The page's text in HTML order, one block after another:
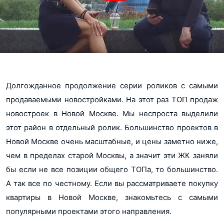
Долгожданное продолжение серии роликов с самыми
продаваемыми новостройками. На этот раз ТОП продаж
новостроек в Новой Москве. Мы неспроста выделили
этот район в отдельный ролик. Большинство проектов в
Новой Москве очень масштабные, и цены заметно ниже,
чем в пределах старой Москвы, а значит эти ЖК заняли
бы если не все позиции общего ТОПа, то большинство.
А так все по честному. Если вы рассматриваете покупку
квартиры в Новой Москве, знакомьтесь с самыми
популярными проектами этого направления.